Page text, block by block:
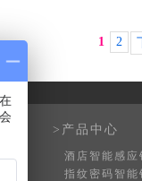
1 2
>产品中心
酒店智能感应
指纹密码智能